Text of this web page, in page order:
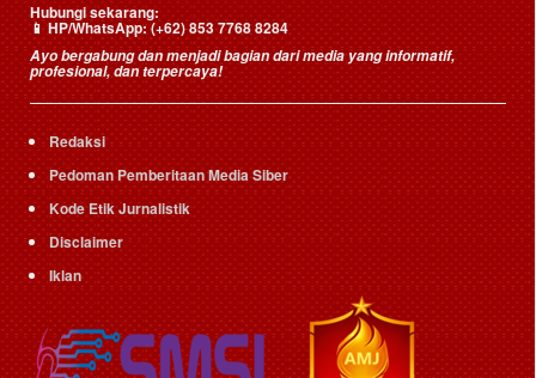
Hubungi sekarang:
📱HP/WhatsApp:(+62) 853 7768 8284
Ayo bergabung dan menjadi bagian dari media yang informatif,
profesional, dan terpercaya!
Redaksi
Pedoman Pemberitaan Media Siber
Kode Etik Jurnalistik
Disclaimer
Iklan